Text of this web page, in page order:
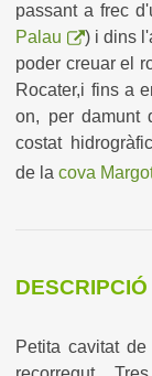
passant a frec
Palau
) i dins
poder creuar el
Rocater,i fins a
on, per damunt
costat
de lacova
DESCRIPCIÓ
Petita cavitat